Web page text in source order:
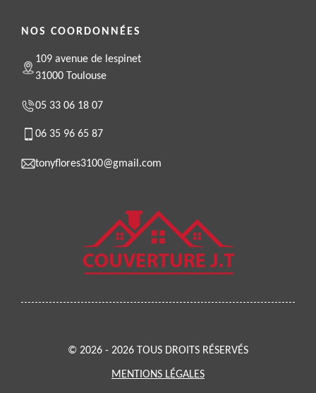
NOS COORDONNÉES
109 avenue de lespinet
31000 Toulouse
05 33 06 18 07
06 35 96 65 87
tonyflores3100@gmail.com
© 2026 - 2026 TOUS DROITS RÉSERVÉS
MENTIONS LÉGALES